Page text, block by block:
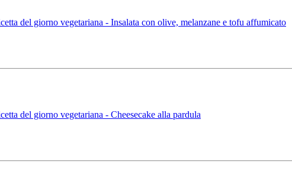
del giorno vegetariana - Insalata con olive, melanzane e tofu affumicato
del giorno vegetariana - Cheesecake alla pardula